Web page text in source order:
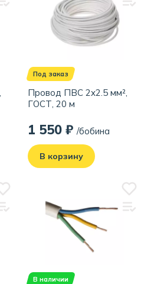
Под заказ
Провод ПВС 2x2.5 мм²,
ГОСТ, 20 м
1 550 ₽ /бобина
В корзину
В наличии